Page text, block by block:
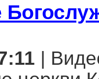
|